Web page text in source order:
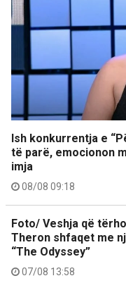
Ish konkurrentja e
të parë, emocionon
imja
08/08 09:18
Foto/ Veshja që
Theron shfaqet me
“The Odyssey”
07/08 13:58